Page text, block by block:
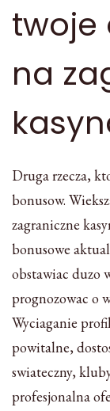
twoje
na
Druga rzecza,
bonusow.
zagraniczne
bonusowe
obstawiac duzo
prognozowac o
Wyciaganie
powitalne,
swiateczny,
profesjonalna